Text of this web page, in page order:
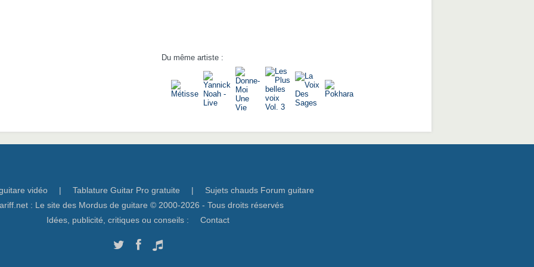
Du même artiste :
vidéo | Tablature Guitar Pro gratuite |
Sujets chauds Forum guitare
: Le site des Mordus de guitare © 2000-2026 - Tous droits réservés
Idées, publicité, critiques ou conseils :
Contact